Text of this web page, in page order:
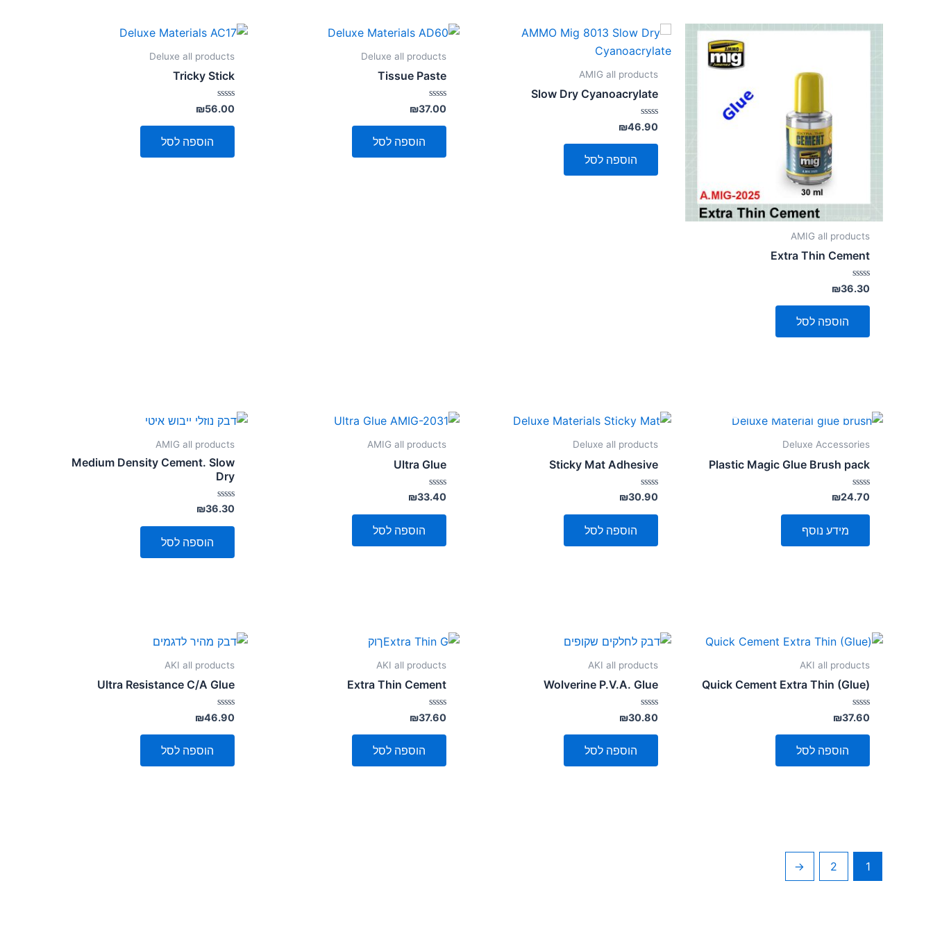
AMIG all products
Extra Thin Cement
דורג
0
מתוך
₪36.30
הוספה לסל
AMIG all products
Slow Dry Cyanoacrylate
דורג
0
מתוך
₪46.90
הוספה לסל
Deluxe all products
Tissue Paste
דורג
0
מתוך
₪37.00
הוספה לסל
Deluxe all products
Tricky Stick
דורג
0
מתוך
₪56.00
הוספה לסל
Deluxe Accessories
Plastic Magic Glue Brush pack
דורג
0
מתוך
₪24.70
מידע נוסף
Deluxe all products
Sticky Mat Adhesive
דורג
0
מתוך
₪30.90
הוספה לסל
AMIG all products
Ultra Glue
דורג
0
מתוך
₪33.40
הוספה לסל
AMIG all products
Medium Density Cement. Slow
Dry
דורג
0
מתוך
₪36.30
הוספה לסל
AKI all products
Quick Cement Extra Thin (Glue)
דורג
0
מתוך
₪37.60
הוספה לסל
AKI all products
Wolverine P.V.A. Glue
דורג
0
מתוך
₪30.80
הוספה לסל
AKI all products
Extra Thin Cement
דורג
0
מתוך
₪37.60
הוספה לסל
AKI all products
Ultra Resistance C/A Glue
דורג
0
מתוך
₪46.90
הוספה לסל
1
2
←